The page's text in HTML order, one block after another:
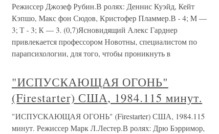
Режиссер Джозеф Рубин.В ролях: Деннис Куэйд, Кейт
Кэпшо, Макс фон Сюдов, Кристофер Пламмер.В - 4; М —
3; Т - 3; К — 3. (0,7)Ясновидящий Алекс Гарднер
привлекается профессором Новотны, специалистом по
парапсихологии, для того, чтобы проникнуть в
"ИСПУСКАЮЩАЯ ОГОНЬ"
(Firestarter) США, 1984.115 минут.
"ИСПУСКАЮЩАЯ ОГОНЬ" (Firestarter) США, 1984.115
минут. Режиссер Марк Л.Лестер.В ролях: Дрю Бэрримор,